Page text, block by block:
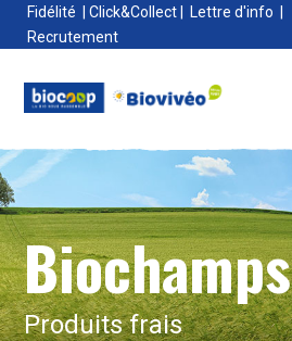
Fidélité |Click&Collect Lettre d'info
Recrutement
Biochamps
Produits frais